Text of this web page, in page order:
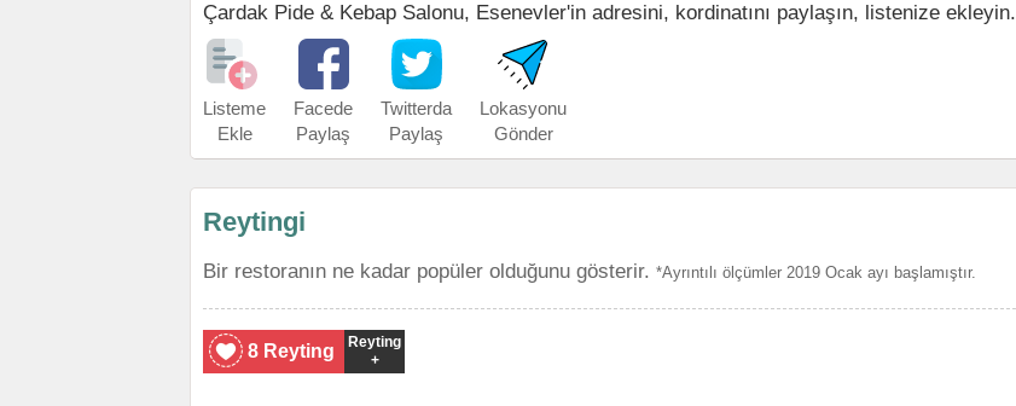
Çardak Pide & Kebap Salonu, Esenevler'in adresini, kordinatını paylaşın, listenize ekleyin.
Listeme
Ekle
Facede
Paylaş
Twitterda
Paylaş
Lokasyonu
Gönder
Reytingi
Bir restoranın ne kadar popüler olduğunu gösterir. *Ayrıntılı ölçümler 2019 Ocak ayı başlamıştır.
8 Reyting
Reyting
+